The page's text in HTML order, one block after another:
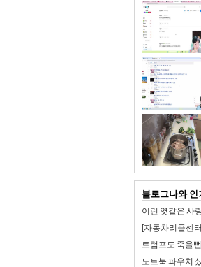
블로그나와 인
이런 엿같은 사
[자동차리콜센
트럼프도 죽을
노트북 파우치